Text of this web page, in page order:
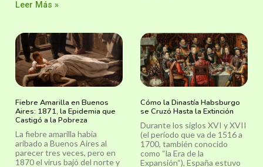
Leer Más »
Fiebre Amarilla en Buenos
Aires: 1871, la Epidemia que
Castigó a la Pobreza
La fiebre amarilla había
aribado a Buenos Aires al
parecer tres veces, pero en
1870 el virus bajó del norte y
Cómo la Dinastía Habsburgo
se Cruzó Hasta la Extinción
Durante los siglos XVI y XVII
(el período que va de 1516 a
1700, también conocido
como “la Era de la
Expansión“), España estuvo